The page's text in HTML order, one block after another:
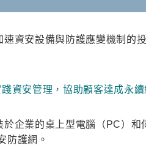
資安設備與防護應變機制的
資安管理，協助顧客達成永續
企業的桌上型電腦（PC）和
防護網。